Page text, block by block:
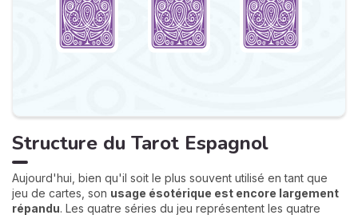
Structure du Tarot Espagnol
Aujourd'hui, bien qu'il soit le plus souvent utilisé en tant que
jeu de cartes, son usage ésotérique est encore largement
répandu. Les quatre séries du jeu représentent les quatre